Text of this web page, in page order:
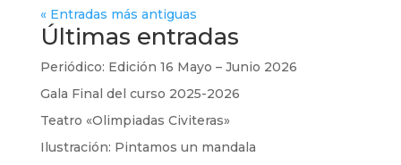
« Entradas más antiguas
Últimas entradas
Periódico: Edición 16 Mayo – Junio 2026
Gala Final del curso 2025-2026
Teatro «Olimpiadas Civiteras»
Ilustración: Pintamos un mandala